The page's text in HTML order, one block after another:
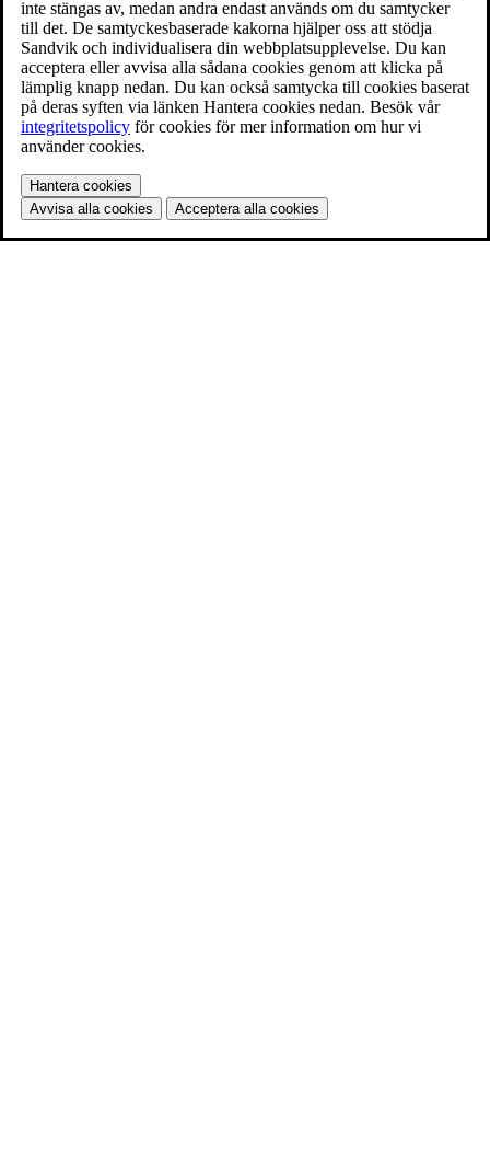
inte stängas av, medan andra endast används om du samtycker
till det. De samtyckesbaserade kakorna hjälper oss att stödja
Sandvik och individualisera din webbplatsupplevelse. Du kan
acceptera eller avvisa alla sådana cookies genom att klicka på
lämplig knapp nedan. Du kan också samtycka till cookies baserat
på deras syften via länken Hantera cookies nedan. Besök vår
integritetspolicy för cookies för mer information om hur vi
använder cookies.
Hantera cookies
Avvisa alla cookies
Acceptera alla cookies